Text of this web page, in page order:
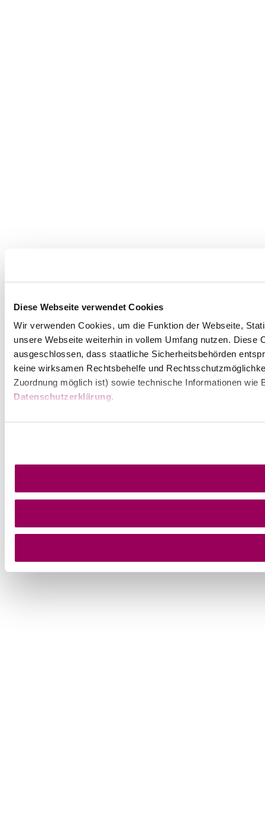
Diese Webseite verwendet Cookies
Wir verwenden Cookies, um die Funktion der Webseite,
unsere Webseite weiterhin in vollem Umfang nutzen.
ausgeschlossen, dass staatliche Sicherheitsbehörden
keine wirksamen Rechtsbehelfe und
Zuordnung möglich ist) sowie technische Informationen
Datenschutzerklärung.